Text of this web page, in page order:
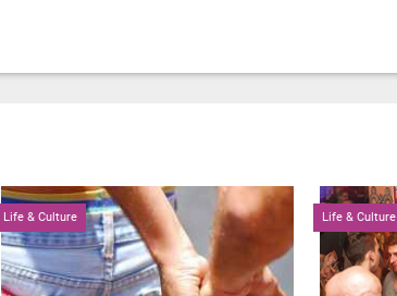
Life & Culture Life & Culture